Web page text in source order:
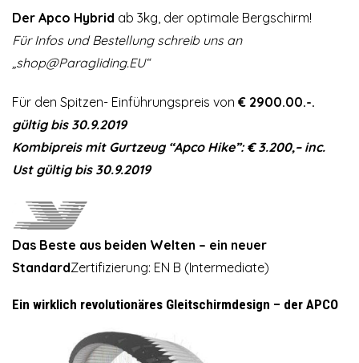
Der Apco Hybrid ab 3kg, der optimale Bergschirm!
Für Infos und Bestellung schreib uns an
„shop@Paragliding.EU“
Für den Spitzen- Einführungspreis von € 2900.00.-.
gültig bis 30.9.2019
Kombipreis mit Gurtzeug “Apco Hike”: € 3.200,– inc.
Ust gültig bis 30.9.2019
Das Beste aus beiden Welten – ein neuer
StandardZertifizierung: EN B (Intermediate)
Ein wirklich revolutionäres Gleitschirmdesign – der APCO